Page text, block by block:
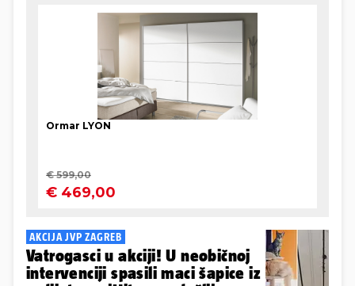
AKCIJA JVP ZAGREB
Vatrogasci u akciji! U neobičnoj
intervenciji spasili maci šapice iz